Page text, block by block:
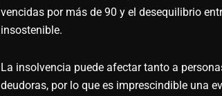
vencidas por más de 90 y el desequilibrio
insostenible.
La insolvencia puede afectar tanto a
deudoras, por lo que es imprescindible una